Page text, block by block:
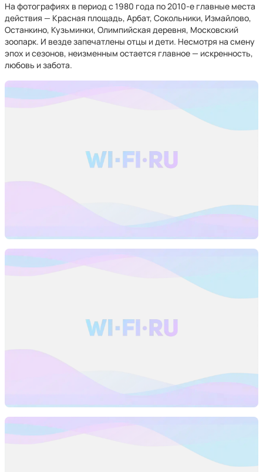
На фотографиях в период с 1980 года по 2010-е главные места
действия — Красная площадь, Арбат, Сокольники, Измайлово,
Останкино, Кузьминки, Олимпийская деревня, Московский
зоопарк. И везде запечатлены отцы и дети. Несмотря на смену
эпох и сезонов, неизменным остается главное — искренность,
любовь и забота.